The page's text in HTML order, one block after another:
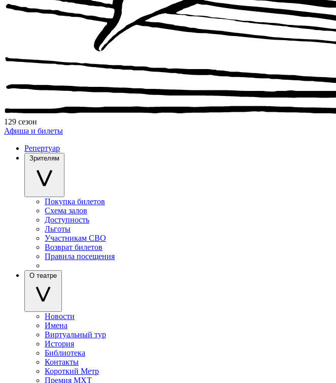
129 сезон
Афиша и билеты
Репертуар
Зрителям
Покупка билетов
Схема залов
Доступность
Льготы
Участникам СВО
Возврат билетов
Правила посещения
О театре
Новости
Имена
Виртуальный тур
История
Библиотека
Контакты
Короткий Метр
Премия МХТ